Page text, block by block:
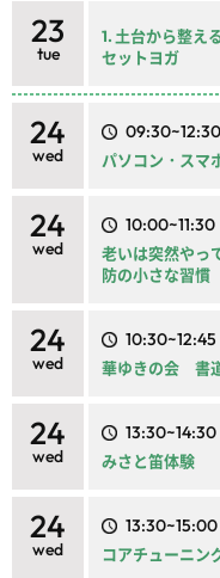
23
tue
1. 土台から整え
セットヨガ
24
wed
09:30~12:30
パソコン・ス
24
wed
10:00~11:30
老いは突然やっ
防の小さな習慣
24
wed
10:30~12:45
華ゆきの会 書
24
wed
13:30~14:30
みさと笛体験
24
wed
13:30~15:00
コアチューニン